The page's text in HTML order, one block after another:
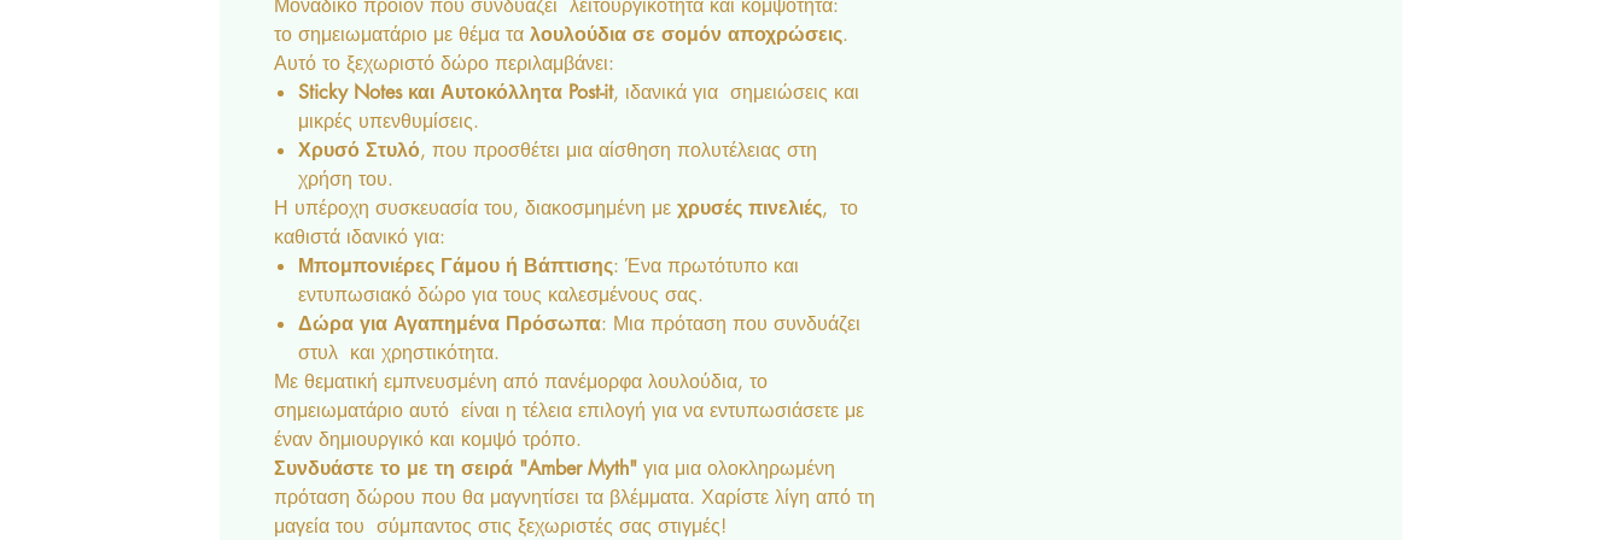
Μοναδικό προϊόν που συνδυάζει λειτουργικότητα και κομψότητα:
το σημειωματάριο με θέμα τα λουλούδια σε σομόν αποχρώσεις.
Αυτό το ξεχωριστό δώρο περιλαμβάνει:
Sticky Notes και Αυτοκόλλητα Post-it, ιδανικά για σημειώσεις και
μικρές υπενθυμίσεις.
Χρυσό Στυλό, που προσθέτει μια αίσθηση πολυτέλειας στη
χρήση του.
Η υπέροχη συσκευασία του, διακοσμημένη με χρυσές πινελιές, το
καθιστά ιδανικό για:
Μπομπονιέρες Γάμου ή Βάπτισης: Ένα πρωτότυπο και
εντυπωσιακό δώρο για τους καλεσμένους σας.
Δώρα για Αγαπημένα Πρόσωπα: Μια πρόταση που συνδυάζει
στυλ και χρηστικότητα.
Με θεματική εμπνευσμένη από πανέμορφα λουλούδια, το
σημειωματάριο αυτό είναι η τέλεια επιλογή για να εντυπωσιάσετε με
έναν δημιουργικό και κομψό τρόπο.
Συνδυάστε το με τη σειρά "Amber Myth" για μια ολοκληρωμένη
πρόταση δώρου που θα μαγνητίσει τα βλέμματα. Χαρίστε λίγη από τη
μαγεία του σύμπαντος στις ξεχωριστές σας στιγμές!